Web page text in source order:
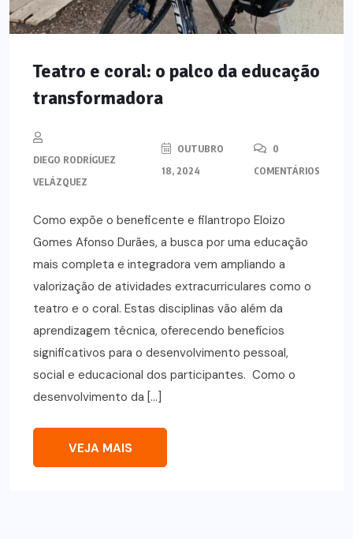
Teatro e coral: o palco da educação
transformadora
DIEGO RODRÍGUEZ
VELÁZQUEZ
OUTUBRO
18, 2024
0
COMENTÁRIOS
Como expõe o beneficente e filantropo Eloizo
Gomes Afonso Durães, a busca por uma educação
mais completa e integradora vem ampliando a
valorização de atividades extracurriculares como o
teatro e o coral. Estas disciplinas vão além da
aprendizagem técnica, oferecendo benefícios
significativos para o desenvolvimento pessoal,
social e educacional dos participantes. Como o
desenvolvimento da […]
VEJA MAIS